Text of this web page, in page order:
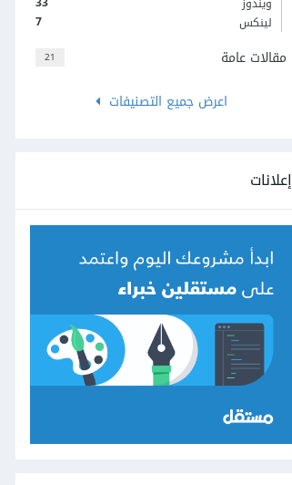
7
لينكس
21
مقالات عامة
اعرض جميع التصنيفات
إعلانات